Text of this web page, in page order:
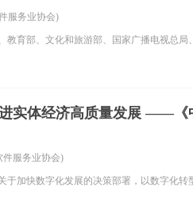
服务业协会)
教育部、文化和旅游部、国家广播电视总
实体经济高质量发展 ——《
件服务业协会)
于加快数字化发展的决策部署，以数字化